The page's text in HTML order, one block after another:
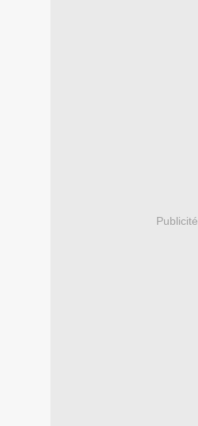
Publicité